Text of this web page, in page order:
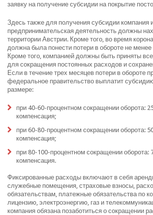
заявку на получение субсидии на покрытие
Здесь также для получения субсидии компания
предпринимательская деятельность должны
территории Австрии. Кроме того, во время
должна была понести потери в обороте не менее
Кроме того, компанией должны быть приняты
для сокращения постоянных расходов и
Если в течение трех месяцев потери в обороте
федеральное правительство выплатит
размере:
при 40-60-процентном сокращении оборота:
компенсация;
при 60-80-процентном сокращении оборота:
компенсация;
при 80-100-процентном сокращении оборота:
компенсация.
Фиксированные расходы включают в себя
служебные помещения, страховые взносы,
обязательствам, платежные обязательства по
лицензию, электроэнергию, газ и
компания обязана позаботиться о сокращении